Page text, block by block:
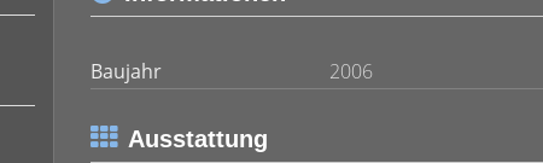
Baujahr 2006
Ausstattung